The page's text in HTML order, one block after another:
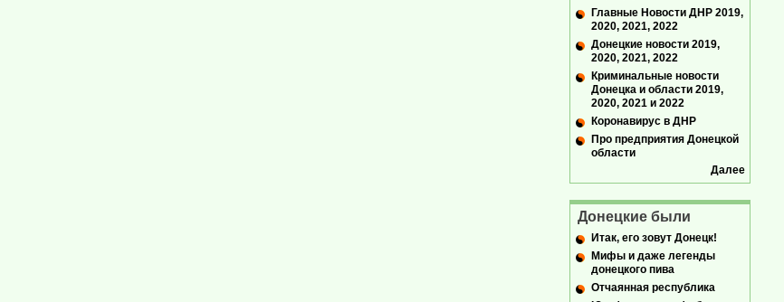
Главные Новости ДНР 2019,
2020, 2021, 2022
Донецкие новости 2019,
2020, 2021, 2022
Криминальные новости
Донецка и области 2019,
2020, 2021 и 2022
Коронавирус в ДНР
Про предприятия Донецкой
области
Далее
Донецкие были
Итак, его зовут Донецк!
Мифы и даже легенды
донецкого пива
Отчаянная республика